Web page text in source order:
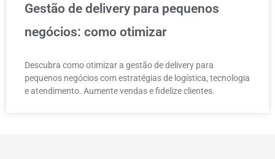
Gestão de delivery para pequenos
negócios: como otimizar
Descubra como otimizar a gestão de delivery para
pequenos negócios com estratégias de logística, tecnologia
e atendimento. Aumente vendas e fidelize clientes.